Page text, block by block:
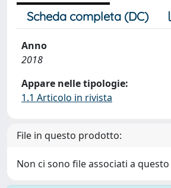
Scheda completa (DC)
Anno
2018
Appare nelle tipologie:
1.1 Articolo in rivista
File in questo prodotto:
Non ci sono file associati a